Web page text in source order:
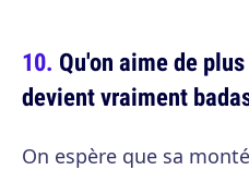
Qu'on aime de
devient vraiment
On espère que sa